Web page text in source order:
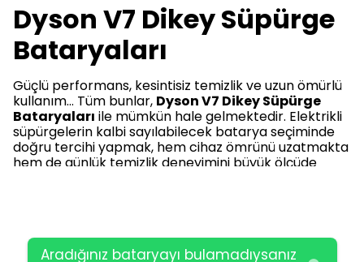
Dyson V7 Dikey Süpürge
Bataryaları
Güçlü performans, kesintisiz temizlik ve uzun ömürlü
kullanım… Tüm bunlar, Dyson V7 Dikey Süpürge
Bataryaları ile mümkün hale gelmektedir. Elektrikli
süpürgelerin kalbi sayılabilecek batarya seçiminde
doğru tercihi yapmak, hem cihaz ömrünü uzatmakta
hem de günlük temizlik deneyimini büyük ölçüde
Fiyatları Nedir?
Aradığınız bataryayı bulamadıysanız